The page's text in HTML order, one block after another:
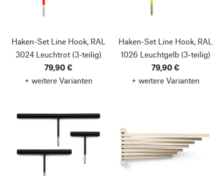
Haken-Set Line Hook, RAL
3024 Leuchtrot (3-teilig)
79,90 €
+ weitere Varianten
Haken-Set Line Hook, RAL
1026 Leuchtgelb (3-teilig)
79,90 €
+ weitere Varianten